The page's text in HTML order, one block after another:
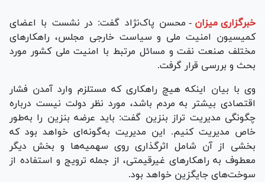
خبرگزاری میزان - محسن پاک‌نژاد گفت: در نشست با اعضای
کمیسیون امنیت ملی و سیاست خارجی مجلس، راهکارهای
مختلف صنعت نفت و مسائل مرتبط با امنیت ملی کشور مورد
بحث و بررسی قرار گرفت.
وی با بیان اینکه هیچ راهکاری که مستلزم وارد آمدن فشار
اقتصادی بیشتر به مردم باشد، مورد نظر دولت نیست درباره
چگونگی مدیریت تراز بنزین گفت: باید عرضه بنزین را به‌طور
خاص مدیریت کنیم. این مدیریت به‌گونه‌ای خواهد بود که
بخشی از آن شامل اثرگذاری روی سهمیه‌ها و بخش دیگر
معطوف به راهکار‌های غیرقیمتی، از جمله ترویج و استفاده از
سوخت‌های جایگزین خواهد بود.